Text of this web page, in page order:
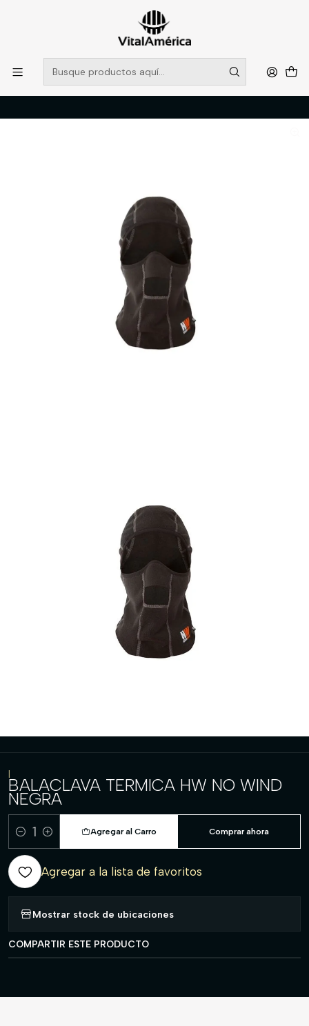
POR SISTEMA FRONTAL SOLO RETIROS EN TIENDA, DESDE
MUCHAS GRACIAS +569 5956 2237
Leer más
Catálogo
VESTIMENTA TECNICA Y CORPORATIVA
ACCESORIOS
BALACLAVA TERMICA HW NO WIND NEGRA
|
BALACLAVA TERMICA HW NO WIND
NEGRA
Cantidad
Agregar al Carro Comprar ahora
Agregar a la lista de favoritos
Mostrar stock de ubicaciones
COMPARTIR ESTE PRODUCTO